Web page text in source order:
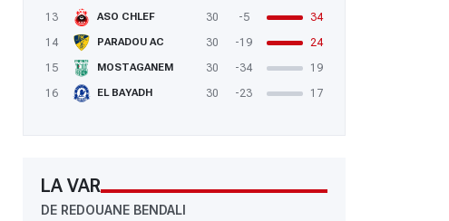
13
ASO CHLEF 30 -5
34
14
PARADOU AC 30 -19
24
15
MOSTAGANEM 30 -34
19
16
EL BAYADH 30 -23 17
LA VAR
DE REDOUANE BENDALI